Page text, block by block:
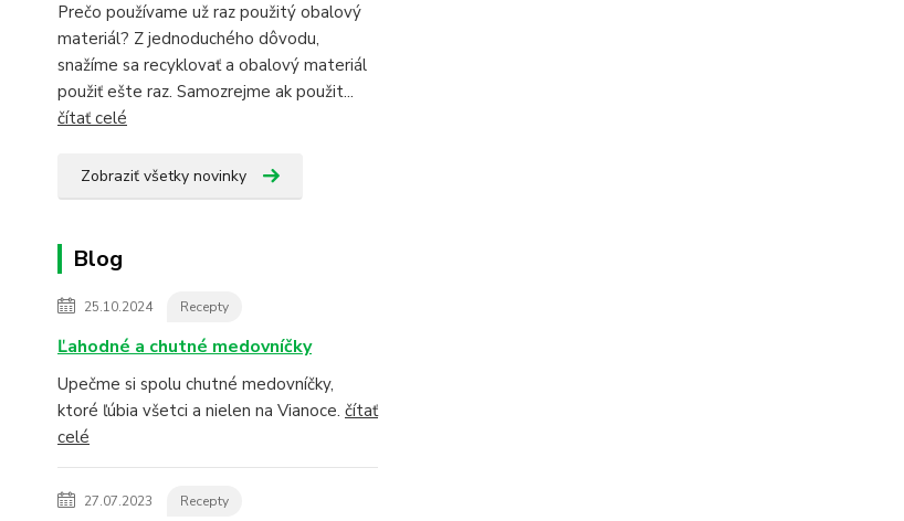
Prečo používame už raz použitý obalový
materiál? Z jednoduchého dôvodu,
snažíme sa recyklovať a obalový materiál
použiť ešte raz. Samozrejme ak použit...
čítať celé
Zobraziť všetky novinky
Blog
25.10.2024 Recepty
Ľahodné a chutné medovníčky
Upečme si spolu chutné medovníčky,
ktoré ľúbia všetci a nielen na Vianoce. čítať
celé
27.07.2023 Recepty